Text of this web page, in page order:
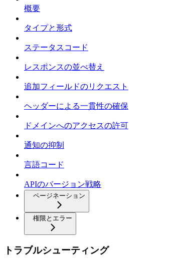
概要
タイプと形式
ステータスコード
レスポンスの並べ替え
追加フィールドのリクエスト
ヘッダーによる一貫性の確保
ドメインへのアクセスの許可
通知の抑制
言語コード
APIのバージョン戦略
ページネーション
権限とエラー
トラブルシューティング